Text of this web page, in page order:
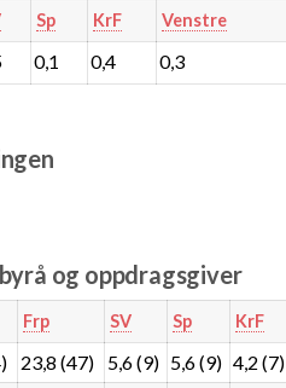
Sp KrF Venstre
0,1 0,4 0,3
og oppdragsgiver
Frp SV Sp KrF
23,8 (47) 5,6 (9) 5,6 (9) 4,2 (7)